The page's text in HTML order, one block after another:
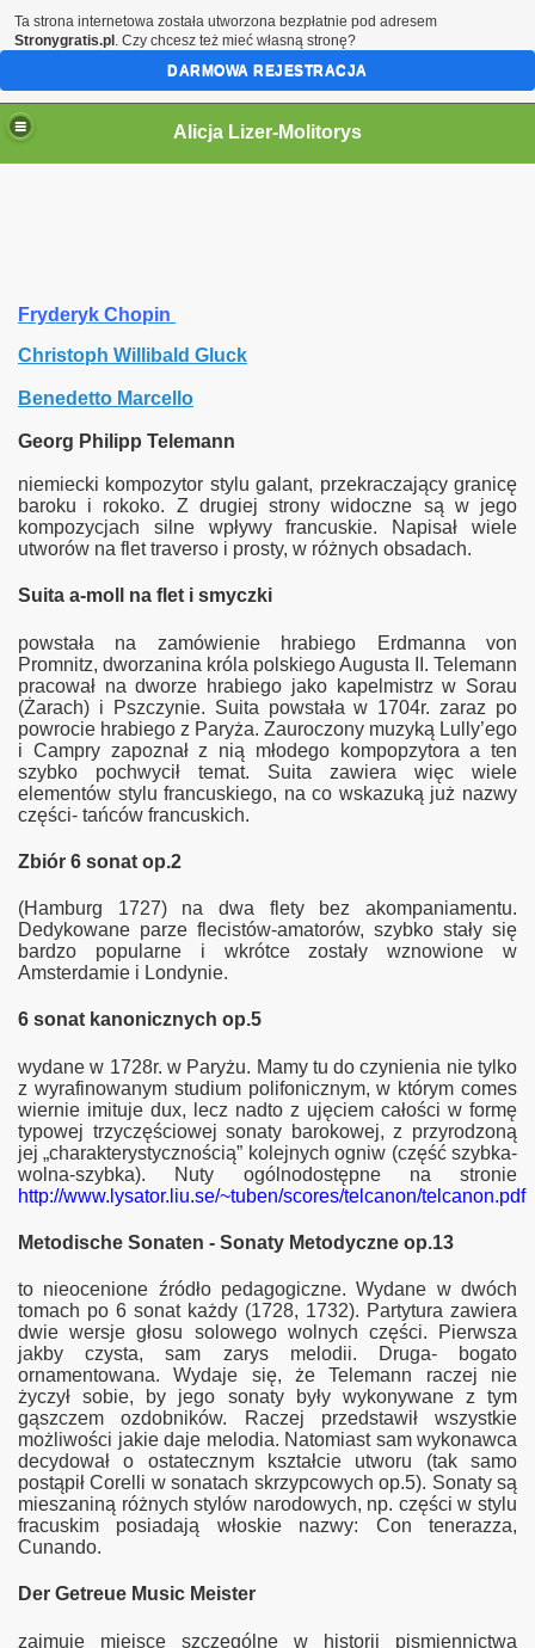
Alicja Lizer-Molitorys
Fryderyk Chopin
Christoph Willibald Gluck
Benedetto Marcello
Georg Philipp Telemann
niemiecki kompozytor stylu galant, przekraczający granicę
baroku i rokoko. Z drugiej strony widoczne są w jego
kompozycjach silne wpływy francuskie. Napisał wiele
utworów na flet traverso i prosty, w różnych obsadach.
Suita a-moll na flet i smyczki
powstała na zamówienie hrabiego Erdmanna von
Promnitz, dworzanina króla polskiego Augusta II. Telemann
pracował na dworze hrabiego jako kapelmistrz w Sorau
(Żarach) i Pszczynie. Suita powstała w 1704r. zaraz po
powrocie hrabiego z Paryża. Zauroczony muzyką Lully’ego
i Campry zapoznał z nią młodego kompopzytora a ten
szybko pochwycił temat. Suita zawiera więc wiele
elementów stylu francuskiego, na co wskazuką już nazwy
części- tańców francuskich.
Zbiór 6 sonat op.2
(Hamburg 1727) na dwa flety bez akompaniamentu.
Dedykowane parze flecistów-amatorów, szybko stały się
bardzo popularne i wkrótce zostały wznowione w
Amsterdamie i Londynie.
6 sonat kanonicznych op.5
wydane w 1728r. w Paryżu. Mamy tu do czynienia nie tylko
z wyrafinowanym studium polifonicznym, w którym comes
wiernie imituje dux, lecz nadto z ujęciem całości w formę
typowej trzyczęściowej sonaty barokowej, z przyrodzoną
jej „charakterystycznością” kolejnych ogniw (część szybka-
wolna-szybka). Nuty ogólnodostępne na stronie
http://www.lysator.liu.se/~tuben/scores/telcanon/telcanon.pdf
Metodische Sonaten - Sonaty Metodyczne op.13
to nieocenione źródło pedagogiczne. Wydane w dwóch
tomach po 6 sonat każdy (1728, 1732). Partytura zawiera
dwie wersje głosu solowego wolnych części. Pierwsza
jakby czysta, sam zarys melodii. Druga- bogato
ornamentowana. Wydaje się, że Telemann raczej nie
życzył sobie, by jego sonaty były wykonywane z tym
gąszczem ozdobników. Raczej przedstawił wszystkie
możliwości jakie daje melodia. Natomiast sam wykonawca
decydował o ostatecznym kształcie utworu (tak samo
postąpił Corelli w sonatach skrzypcowych op.5). Sonaty są
mieszaniną różnych stylów narodowych, np. części w stylu
fracuskim posiadają włoskie nazwy: Con tenerazza,
Cunando.
Der Getreue Music Meister
zajmuje miejsce szczególne w historii pismiennictwa
Ta strona internetowa została utworzona bezpłatnie pod adresem
Stronygratis.pl . Czy chcesz też mieć własną stronę?
DARMOWA REJESTRACJA